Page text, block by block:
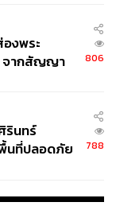
งพระ
จากสัญญา
806
รินทร์
นที่ปลอดภัย
788